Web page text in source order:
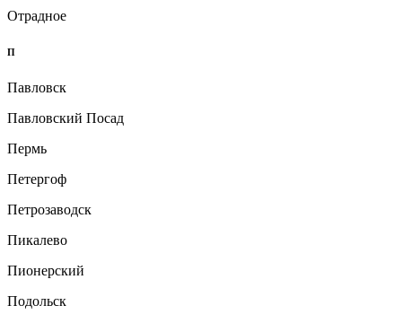
Отрадное
П
Павловск
Павловский Посад
Пермь
Петергоф
Петрозаводск
Пикалево
Пионерский
Подольск